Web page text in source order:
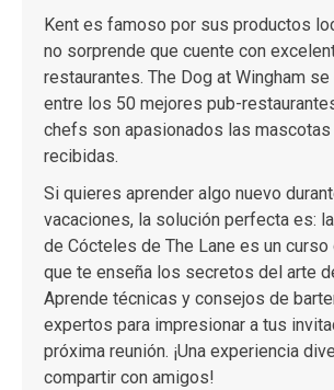
Kent es famoso por sus productos
no sorprende que cuente con
restaurantes. The Dog at Wingham se
entre los 50 mejores pub-
chefs son apasionados las mascotas
recibidas.
Si quieres aprender algo nuevo
vacaciones, la solución perfecta es:
de Cócteles de The Lane es un curso
que te enseña los secretos del arte
Aprende técnicas y consejos de
expertos para impresionar a tus
próxima reunión. ¡Una experiencia
compartir con amigos!